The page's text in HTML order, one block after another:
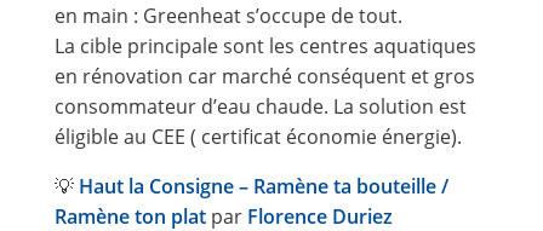
en main : Greenheat s’occupe de tout.
La cible principale sont les centres aquatiques
en rénovation car marché conséquent et gros
consommateur d’eau chaude. La solution est
éligible au CEE ( certificat économie énergie).
💡 Haut la Consigne – Ramène ta bouteille /
Ramène ton platpar Florence Duriez